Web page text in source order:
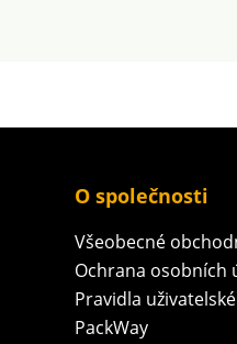
O společnosti
Všeobecné
Ochrana osobních
Pravidla
PackWay